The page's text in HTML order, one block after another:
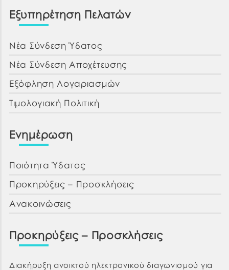
Εξυπηρέτηση Πελατών
Νέα Σύνδεση Ύδατος
Νέα Σύνδεση Αποχέτευσης
Εξόφληση Λογαριασμών
Τιμολογιακή Πολιτική
Ενημέρωση
Ποιότητα Ύδατος
Προκηρύξεις – Προσκλήσεις
Ανακοινώσεις
Προκηρύξεις – Προσκλήσεις
Διακήρυξη ανοικτού ηλεκτρονικού διαγωνισμού για